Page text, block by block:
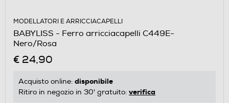
MODELLATORI E ARRICCIACAPELLI
BABYLISS - Ferro arricciacapelli C449E-
Nero/Rosa
€ 24,90
Acquisto online: disponibile
Ritiro in negozio in 30' gratuito: verifica